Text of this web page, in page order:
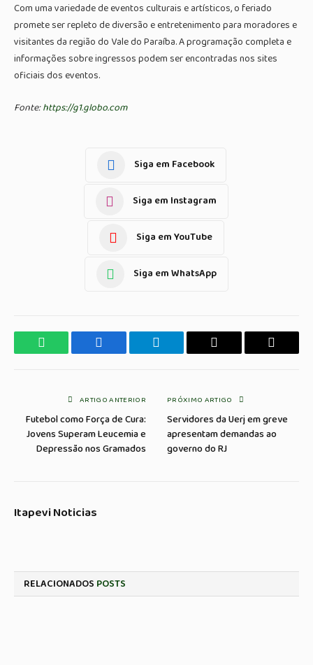
Com uma variedade de eventos culturais e artísticos, o feriado
promete ser repleto de diversão e entretenimento para moradores e
visitantes da região do Vale do Paraíba. A programação completa e
informações sobre ingressos podem ser encontradas nos sites
oficiais dos eventos.
Fonte:https://g1.globo.com
Siga em Facebook
Siga em Instagram
Siga em YouTube
Siga em WhatsApp
WhatsApp Facebook Telegrama Copiar
E-
ARTIGO ANTERIOR
Futebol como Força de Cura:
Jovens Superam Leucemia e
Depressão nos Gramados
PRÓXIMO ARTIGO
Servidores da Uerj em greve
apresentam demandas ao
governo do RJ
Itapevi Noticias
RELACIONADOS POSTS